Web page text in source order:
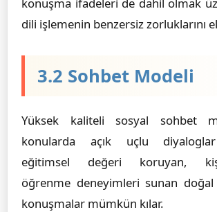
dili işlemenin benzersiz zorluklarını
3.2 Sohbet Modeli
Yüksek kaliteli sosyal sohbet
konularda açık uçlu
eğitimsel değeri koruyan,
öğrenme deneyimleri sunan
konuşmalar mümkün kılar.